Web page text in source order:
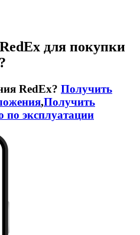
для покупки
RedEx? Получить
,Получить
эксплуатации